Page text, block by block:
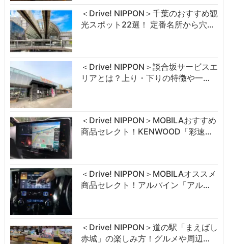
＜Drive! NIPPON＞千葉のおすすめ観
光スポット22選！ 定番名所から穴…
＜Drive! NIPPON＞談合坂サービスエ
リアとは？上り・下りの特徴や一…
＜Drive! NIPPON＞MOBILAおすすめ
商品セレクト！KENWOOD「彩速…
＜Drive! NIPPON＞MOBILAオススメ
商品セレクト！アルパイン「アル…
＜Drive! NIPPON＞道の駅「まえばし
赤城」の楽しみ方！グルメや周辺…